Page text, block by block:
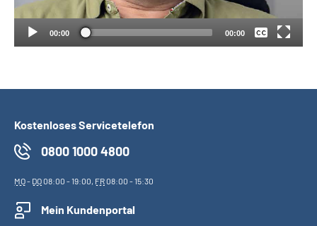
Inhalte in Gebärdensprache (DGS)
Mein Kundenportal
00:00 00:00
Deutsch
Kostenloses Servicetelefon
0800 1000 4800
MO- DO08:00 - 19:00, FR08:00 - 15:30
Mein Kundenportal